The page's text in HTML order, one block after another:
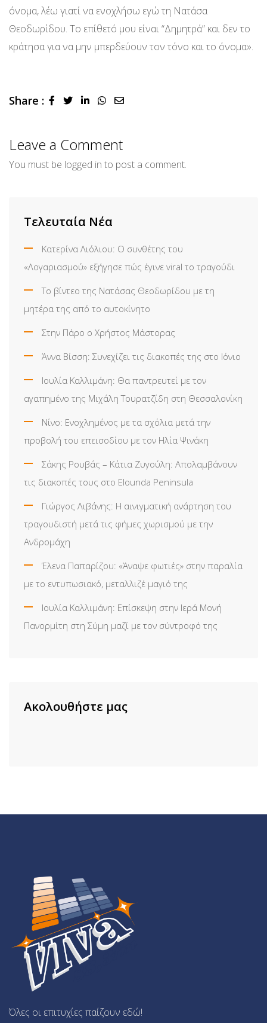
όνομα, λέω γιατί να ενοχλήσω εγώ τη Νατάσα
Θεοδωρίδου. Το επίθετό μου είναι “Δημητρά” και δεν το
κράτησα για να μην μπερδεύουν τον τόνο και το όνομα».
Share : LinkedInWhatsapp
Share
Leave a Comment
You must be logged in to post a comment.
Τελευταία Νέα
Κατερίνα Λιόλιου: Ο συνθέτης του
«Λογαριασμού» εξήγησε πώς έγινε viral το τραγούδι
Το βίντεο της Νατάσας Θεοδωρίδου με τη
μητέρα της από το αυτοκίνητο
Στην Πάρο ο Χρήστος Μάστορας
Άννα Βίσση: Συνεχίζει τις διακοπές της στο Ιόνιο
Ιουλία Καλλιμάνη: Θα παντρευτεί με τον
αγαπημένο της Μιχάλη Τουρατζίδη στη Θεσσαλονίκη
Νίνο: Ενοχλημένος με τα σχόλια μετά την
προβολή του επεισοδίου με τον Ηλία Ψινάκη
Σάκης Ρουβάς – Κάτια Ζυγούλη: Απολαμβάνουν
τις διακοπές τους στο Elounda Peninsula
Γιώργος Λιβάνης: Η αινιγματική ανάρτηση του
τραγουδιστή μετά τις φήμες χωρισμού με την
Ανδρομάχη
Έλενα Παπαρίζου: «Άναψε φωτιές» στην παραλία
με το εντυπωσιακό, μεταλλιζέ μαγιό της
Ιουλία Καλλιμάνη: Επίσκεψη στην Ιερά Μονή
Πανορμίτη στη Σύμη μαζί με τον σύντροφό της
Ακολουθήστε μας
Όλες οι επιτυχίες παίζουν εδώ!